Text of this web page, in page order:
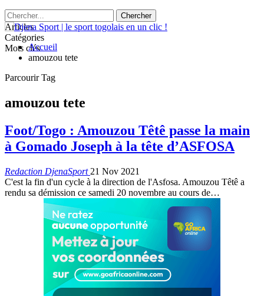
Articles
Catégories
Mots clésAccueil
amouzou tete
Parcourir Tag
amouzou tete
Foot/Togo : Amouzou Têtê passe la main
à Gomado Joseph à la tête d’ASFOSA
Redaction DjenaSport 21 Nov 2021
C'est la fin d'un cycle à la direction de l'Asfosa. Amouzou Têtê a
rendu sa démission ce samedi 20 novembre au cours de…